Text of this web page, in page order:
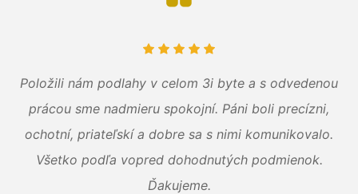
Položili nám podlahy v celom 3i byte a s odvedenou
prácou sme nadmieru spokojní. Páni boli precízni,
ochotní, priateľskí a dobre sa s nimi komunikovalo.
Všetko podľa vopred dohodnutých podmienok.
Ďakujeme.